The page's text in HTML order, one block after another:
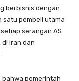
berbisnis dengan
satu pembeli utama
serangan AS
Iran dan
bahwa pemerintah